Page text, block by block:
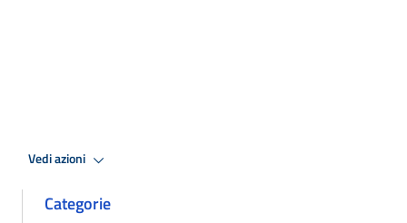
Vedi azioni
Categorie